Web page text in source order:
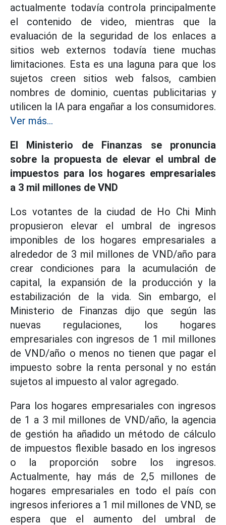
actualmente todavía controla principalmente
el contenido de video, mientras que la
evaluación de la seguridad de los enlaces a
sitios web externos todavía tiene muchas
limitaciones. Esta es una laguna para que los
sujetos creen sitios web falsos, cambien
nombres de dominio, cuentas publicitarias y
utilicen la IA para engañar a los consumidores.
Ver más...
El Ministerio de Finanzas se pronuncia
sobre la propuesta de elevar el umbral de
impuestos para los hogares empresariales
a 3 mil millones de VND
Los votantes de la ciudad de Ho Chi Minh
propusieron elevar el umbral de ingresos
imponibles de los hogares empresariales a
alrededor de 3 mil millones de VND/año para
crear condiciones para la acumulación de
capital, la expansión de la producción y la
estabilización de la vida. Sin embargo, el
Ministerio de Finanzas dijo que según las
nuevas regulaciones, los hogares
empresariales con ingresos de 1 mil millones
de VND/año o menos no tienen que pagar el
impuesto sobre la renta personal y no están
sujetos al impuesto al valor agregado.
Para los hogares empresariales con ingresos
de 1 a 3 mil millones de VND/año, la agencia
de gestión ha añadido un método de cálculo
de impuestos flexible basado en los ingresos
o la proporción sobre los ingresos.
Actualmente, hay más de 2,5 millones de
hogares empresariales en todo el país con
ingresos inferiores a 1 mil millones de VND, se
espera que el aumento del umbral de